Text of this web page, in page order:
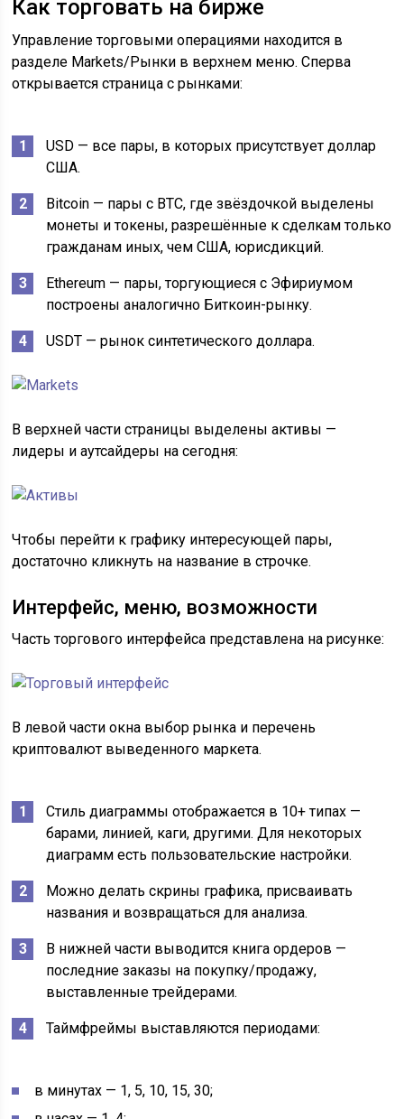
Как торговать на бирже
Управление торговыми операциями находится в
разделе Markets/Рынки в верхнем меню. Сперва
открывается страница с рынками:
USD — все пары, в которых присутствует доллар
США.
Bitcoin — пары с BTC, где звёздочкой выделены
монеты и токены, разрешённые к сделкам только
гражданам иных, чем США, юрисдикций.
Ethereum — пары, торгующиеся с Эфириумом
построены аналогично Биткоин-рынку.
USDT — рынок синтетического доллара.
В верхней части страницы выделены активы —
лидеры и аутсайдеры на сегодня:
Чтобы перейти к графику интересующей пары,
достаточно кликнуть на название в строчке.
Интерфейс, меню, возможности
Часть торгового интерфейса представлена на рисунке:
В левой части окна выбор рынка и перечень
криптовалют выведенного маркета.
Стиль диаграммы отображается в 10+ типах —
барами, линией, каги, другими. Для некоторых
диаграмм есть пользовательские настройки.
Можно делать скрины графика, присваивать
названия и возвращаться для анализа.
В нижней части выводится книга ордеров —
последние заказы на покупку/продажу,
выставленные трейдерами.
Таймфреймы выставляются периодами:
в минутах — 1, 5, 10, 15, 30;